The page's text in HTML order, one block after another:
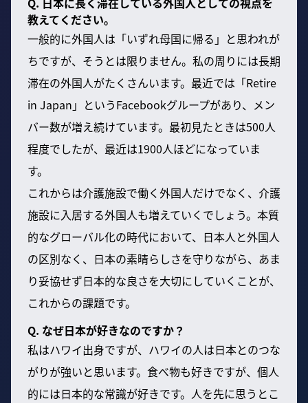
教えてください。
一般的に外国人は「いずれ母国に帰る」と思われが
ちですが、そうとは限りません。私の周りには長期
滞在の外国人がたくさんいます。最近では「Retire
in Japan」というFacebookグループがあり、メン
バー数が増え続けています。最初見たときは500人
程度でしたが、最近は1900人ほどになっていま
す。
これからは介護施設で働く外国人だけでなく、介護
施設に入居する外国人も増えていくでしょう。本質
的なグローバル化の時代において、日本人と外国人
の区別なく、日本の素晴らしさを守りながら、あま
り妥協せず日本的な良さを大切にしていくことが、
これからの課題です。
Q. なぜ日本が好きなのですか？
私はハワイ出身ですが、ハワイの人は日本とのつな
がりが強いと思います。食べ物も好きですが、個人
的には日本的な常識が好きです。人を先に思うとこ